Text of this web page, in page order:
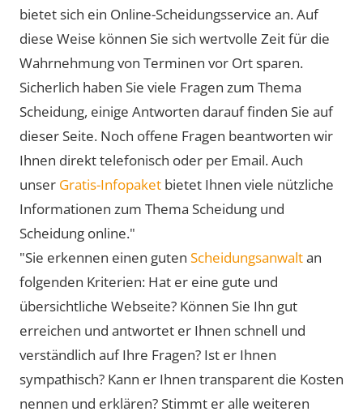
bietet sich ein Online-Scheidungsservice an. Auf
diese Weise können Sie sich wertvolle Zeit für die
Wahrnehmung von Terminen vor Ort sparen.
Sicherlich haben Sie viele Fragen zum Thema
Scheidung, einige Antworten darauf finden Sie auf
dieser Seite. Noch offene Fragen beantworten wir
Ihnen direkt telefonisch oder per Email. Auch
unser Gratis-Infopaket bietet Ihnen viele nützliche
Informationen zum Thema Scheidung und
Scheidung online."
"Sie erkennen einen guten Scheidungsanwaltan
folgenden Kriterien: Hat er eine gute und
übersichtliche Webseite? Können Sie Ihn gut
erreichen und antwortet er Ihnen schnell und
verständlich auf Ihre Fragen? Ist er Ihnen
sympathisch? Kann er Ihnen transparent die Kosten
nennen und erklären? Stimmt er alle weiteren